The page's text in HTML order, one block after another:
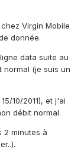
Virgin Mobile
donnée.
data suite au
normal (je suis un
10/2011), et j'ai
débit normal.
2 minutes à